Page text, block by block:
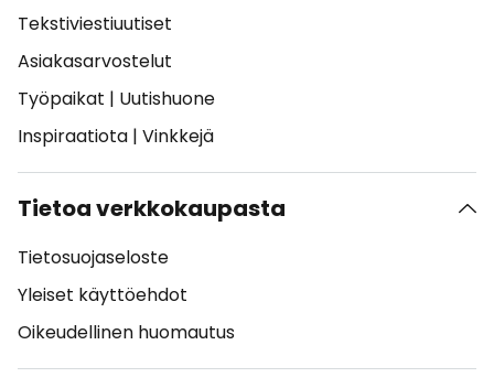
Tekstiviestiuutiset
Asiakasarvostelut
Työpaikat | Uutishuone
Inspiraatiota | Vinkkejä
Tietoa verkkokaupasta
Tietosuojaseloste
Yleiset käyttöehdot
Oikeudellinen huomautus